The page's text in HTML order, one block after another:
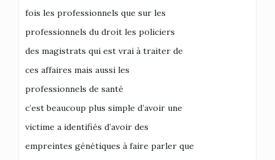
fois les professionnels que sur les
professionnels du droit les policiers
des magistrats qui est vrai à traiter de
ces affaires mais aussi les
professionnels de santé
c’est beaucoup plus simple d’avoir une
victime a identifiés d’avoir des
empreintes génétiques à faire parler que